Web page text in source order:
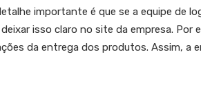
importante é que se a equipe de
isso claro no site da empresa. Por
da entrega dos produtos. Assim, a